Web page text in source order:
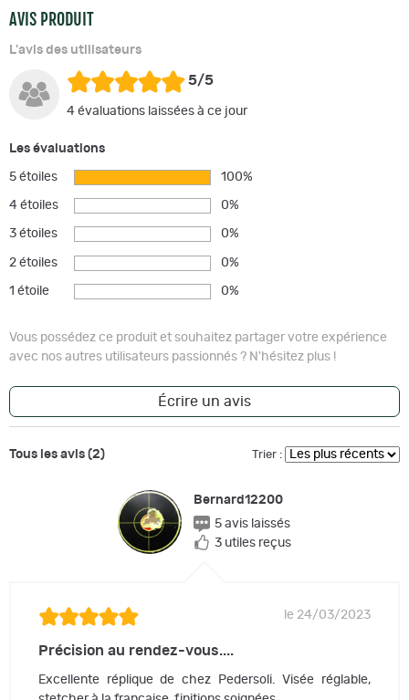
AVIS PRODUIT
L'avis des utilisateurs
5/5
4 évaluations laissées à ce jour
Les évaluations
5 étoiles 100%
4 étoiles 0%
3 étoiles 0%
2 étoiles 0%
1 étoile 0%
Vous possédez ce produit et souhaitez partager votre expérience
avec nos autres utilisateurs passionnés ? N'hésitez plus !
Écrire un avis
Tous les avis (2) Trier :
Bernard12200
5 avis laissés
3 utiles reçus
le 24/03/2023
Précision au rendez-vous....
Excellente réplique de chez Pedersoli. Visée réglable,